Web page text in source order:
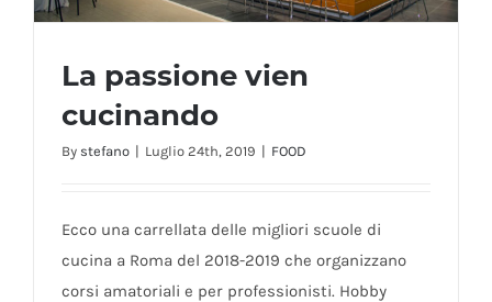
La passione vien
cucinando
By stefano | Luglio 24th, 2019 | FOOD
Ecco una carrellata delle migliori scuole di
cucina a Roma del 2018-2019 che organizzano
corsi amatoriali e per professionisti. Hobby